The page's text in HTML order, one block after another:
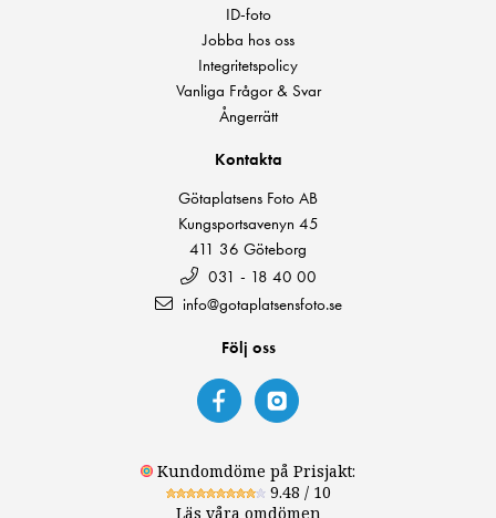
ID-foto
Jobba hos oss
Integritetspolicy
Vanliga Frågor & Svar
Ångerrätt
Kontakta
Götaplatsens Foto AB
Kungsportsavenyn 45
411 36 Göteborg
031 - 18 40 00
info@gotaplatsensfoto.se
Följ oss